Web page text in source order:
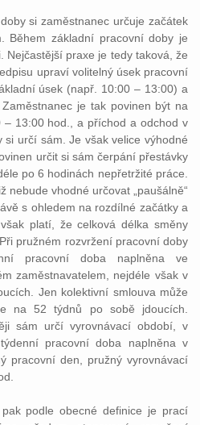
si zaměstnanec určuje začátek
Během základní pracovní doby je
Nejčastější praxe je tedy taková, že
upraví volitelný úsek pracovní
úsek (např. 10:00 – 13:00) a
je tak povinen být na
– 13:00 hod., a příchod a odchod v
si určí sám. Je však velice výhodné
určit si sám čerpání přestávky
po 6 hodinách nepřetržité práce.
nebude vhodné určovat „paušálně“
s ohledem na rozdílné začátky a
platí, že celková délka směny
pružném rozvržení pracovní doby
pracovní doba naplněna ve
zaměstnavatelem, nejdéle však v
Jen kolektivní smlouva může
na 52 týdnů po sobě jdoucích.
sám určí vyrovnávací období, v
pracovní doba naplněna v
pracovní den, pružný vyrovnávací
podle obecné definice je prací